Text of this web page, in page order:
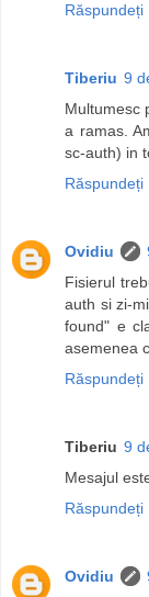
Răspundeți
Tiberiu 9
Multumesc
a ramas.
sc-auth) in
Răspundeți
Ovidiu
Fisierul
auth si zi-
found" e
asemenea
Răspundeți
Tiberiu 9
Mesajul
Răspundeți
Ovidiu